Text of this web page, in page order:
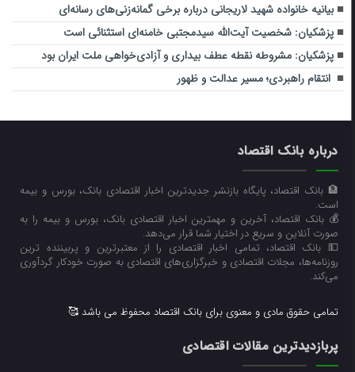
بیانیه خانواده شهید لاریجانی درباره برخی گمانه‌زنی‌های رسانه‌ای
پزشکیان: شخصیت آیت‌الله سیدمجتبی خامنه‌ای استثنائی است
پزشکیان: مشروطه نقطه عطف بیداری و آزادی‌خواهی ملت ایران بود
انتقام راهبردی؛ مسیر عدالت و ظهور
درباره بانک اقتصاد
🏦 بانک اقتصاد، پایگاه بازنشر جدیدترین اخبار اقتصادی بانک، بورس و بیمه
است.
💰 بانک اقتصاد، آخرین و مهمترین اخبار اقتصادی بانک، بورس و بیمه را به
صورت آنلاین و سریع در اختیار شما قرار می‌‌دهد.
💵 بانک اقتصاد، تمامی اخبار اقتصادی را از معتبرترین و پربیننده ترین
روزنامه‌ها، مجلات اقتصادی و خبرگزاری‌های اقتصادی به صورت خودکار گردآوری
می‌کند.
تمامی حقوق مادی و معنوی برای بانک اقتصاد محفوظ می باشد 🥰
پربازدیدترین مقالات اقتصادی